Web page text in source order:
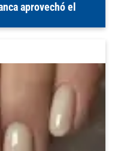
aprovechó el